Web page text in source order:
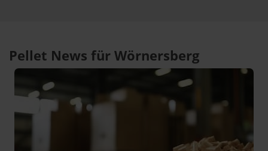
Pellet News für Wörnersberg